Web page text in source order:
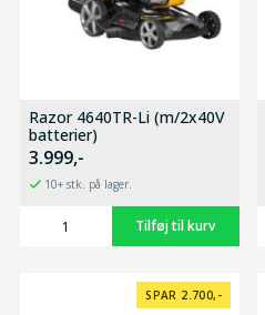
Razor 4640TR-Li (m/2x40V
batterier)
3.999,-
10+ stk. på lager.
SPAR 2.700,-